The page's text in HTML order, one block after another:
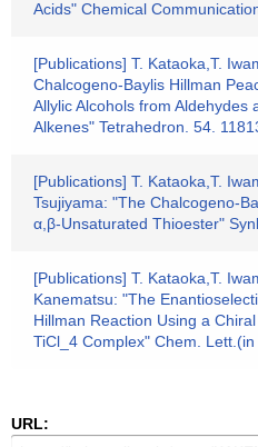
Acids" Chemical
[Publications] T. Kataoka,T.
Chalcogeno-Baylis Hillman
Allylic Alcohols from Aldehydes
Alkenes" Tetrahedron. 54.
[Publications] T. Kataoka,T.
Tsujiyama: "The Chalcogeno-
α,β-Unsaturated Thioester"
[Publications] T. Kataoka,T.
Kanematsu: "The
Hillman Reaction Using a
TiCl_4 Complex" Chem.
URL: